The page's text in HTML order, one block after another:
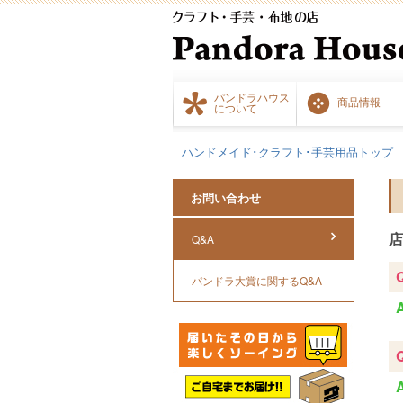
パンドラハウス
について
商品情報
ハンドメイド･クラフト･手芸用品トップ
お問い合わせ
Q&A
パンドラ大賞に関するQ&A